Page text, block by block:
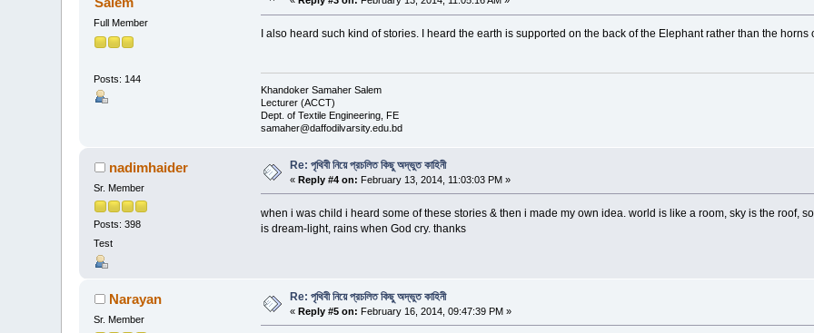
Full Member
Posts: 144
I also heard such kind of stories. I heard the earth is supported on the back of the Elephant rather than the horns
Khandoker Samaher Salem
Lecturer (ACCT)
Dept. of Textile Engineering, FE
samaher@daffodilvarsity.edu.bd
nadimhaider
Sr. Member
Posts: 398
Test
Re: পৃথিবী নিয়ে প্রচলিত কিছু অদ্ভুত কাহিনী
«Reply #4 on: February 13, 2014, 11:03:03 PM »
when i was child i heard some of these stories & then i made my own idea. world is like a room, sky is the roof,
is dream-light, rains when God cry. thanks
Narayan
Sr. Member
Re: পৃথিবী নিয়ে প্রচলিত কিছু অদ্ভুত কাহিনী
«Reply #5 on: February 16, 2014, 09:47:39 PM »